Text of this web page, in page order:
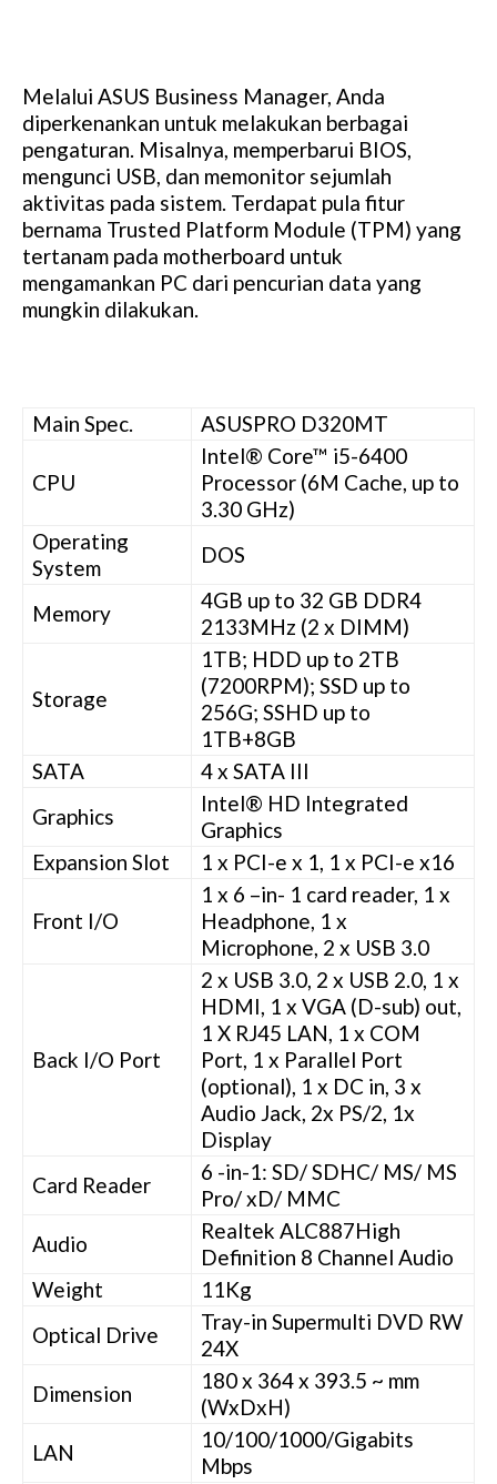
Melalui ASUS Business Manager, Anda
diperkenankan untuk melakukan berbagai
pengaturan. Misalnya, memperbarui BIOS,
mengunci USB, dan memonitor sejumlah
aktivitas pada sistem. Terdapat pula fitur
bernama Trusted Platform Module (TPM) yang
tertanam pada motherboard untuk
mengamankan PC dari pencurian data yang
mungkin dilakukan.
Main Spec. ASUSPRO D320MT
CPU
Intel® Core™ i5-6400
Processor (6M Cache, up to
3.30 GHz)
Operating
System
DOS
Memory
4GB up to 32 GB DDR4
2133MHz (2 x DIMM)
Storage
1TB; HDD up to 2TB
(7200RPM); SSD up to
256G; SSHD up to
1TB+8GB
SATA
4 x SATA III
Graphics
Intel® HD Integrated
Graphics
Expansion Slot
1 x PCI-e x 1, 1 x PCI-e x16
Front I/O
1 x 6 –in- 1 card reader, 1 x
Headphone, 1 x
Microphone, 2 x USB 3.0
Back I/O Port
2 x USB 3.0, 2 x USB 2.0, 1 x
HDMI, 1 x VGA (D-sub) out,
1 X RJ45 LAN, 1 x COM
Port, 1 x Parallel Port
(optional), 1 x DC in, 3 x
Audio Jack, 2x PS/2, 1x
Display
Card Reader
6 -in-1: SD/ SDHC/ MS/ MS
Pro/ xD/ MMC
Audio
Realtek ALC887High
Definition 8 Channel Audio
Weight
11Kg
Optical Drive
Tray-in Supermulti DVD RW
24X
Dimension
180 x 364 x 393.5 ~ mm
(WxDxH)
LAN
10/100/1000/Gigabits
Mbps